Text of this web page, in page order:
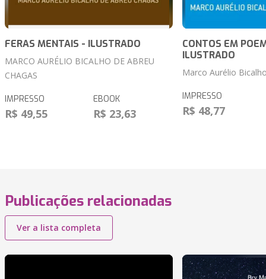
FERAS MENTAIS - ILUSTRADO
MARCO AURÉLIO BICALHO DE ABREU
CHAGAS
IMPRESSO
R$ 49,55
EBOOK
R$ 23,63
CONTOS EM
ILUSTRADO
Marco Aurélio
IMPRESSO
R$ 48,77
Publicações relacionadas
Ver a lista completa